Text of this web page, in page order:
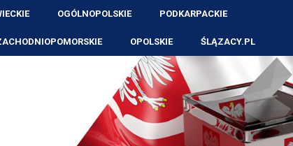
OGÓLNOPOLSKIE PODKARPACKIE
OPOLSKIE ŚLĄZACY.PL